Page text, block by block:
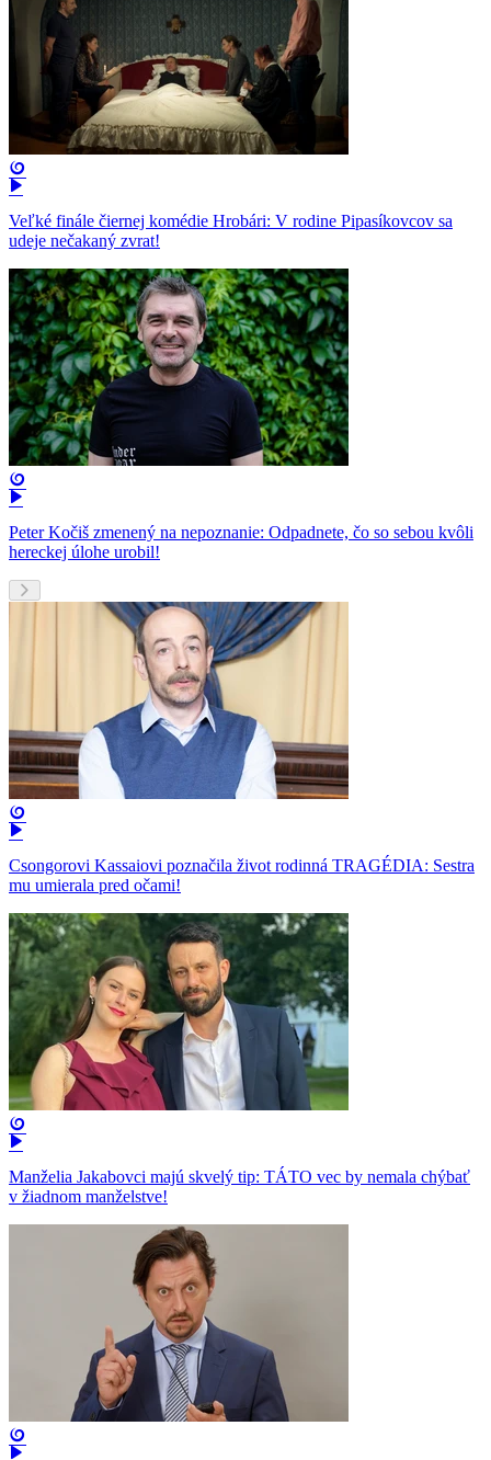
Veľké finále čiernej komédie Hrobári: V rodine Pipasíkovcov sa
udeje nečakaný zvrat!
Peter Kočiš zmenený na nepoznanie: Odpadnete, čo so sebou kvôli
hereckej úlohe urobil!
Csongorovi Kassaiovi poznačila život rodinná TRAGÉDIA: Sestra
mu umierala pred očami!
Manželia Jakabovci majú skvelý tip: TÁTO vec by nemala chýbať
v žiadnom manželstve!